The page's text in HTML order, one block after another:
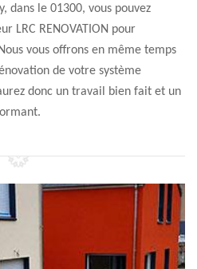
dans le 01300, vous pouvez
LRC RENOVATION pour
vous offrons en même temps
de votre système
donc un travail bien fait et un